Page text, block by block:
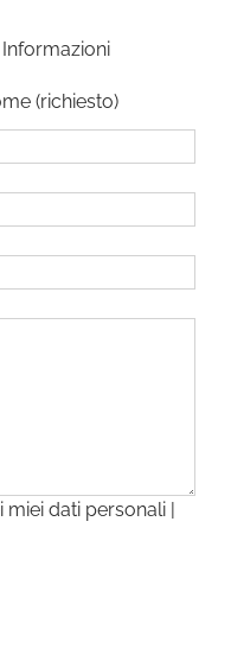
Informazioni
(richiesto)
dati personali |